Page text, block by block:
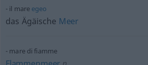
il mare egeo
das Ägäische Meer
mare di fiamme